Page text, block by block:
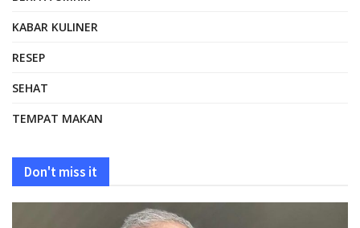
KABAR KULINER
RESEP
SEHAT
TEMPAT MAKAN
Don't miss it